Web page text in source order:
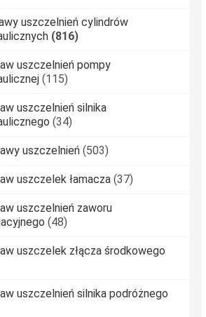
uszczelnień cylindrów
(816)
uszczelnień pompy
(115)
uszczelnień silnika
(34)
uszczelnień (503)
uszczelek łamacza (37)
uszczelnień zaworu
(48)
uszczelek złącza środkowego
uszczelnień silnika podróżnego